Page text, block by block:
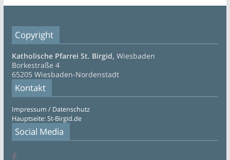
Copyright
Katholische Pfarrei St. Birgid, Wiesbaden
Borkestraße 4
65205 Wiesbaden-Nordenstadt
Kontakt
Impressum / Datenschutz
Hauptseite: St-Birgid.de
Social Media